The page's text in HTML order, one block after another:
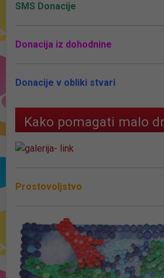
SMS Donacije
Donacija iz dohodnine
Donacije v obliki stvari
Kako pomagati malo
Prostovoljstvo